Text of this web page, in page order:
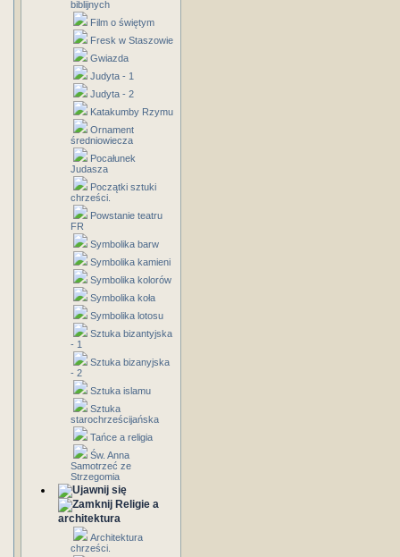
biblijnych
Film o świętym
Fresk w Staszowie
Gwiazda
Judyta - 1
Judyta - 2
Katakumby Rzymu
Ornament
średniowiecza
Pocałunek
Judasza
Początki sztuki
chrześci.
Powstanie teatru
FR
Symbolika barw
Symbolika kamieni
Symbolika kolorów
Symbolika koła
Symbolika lotosu
Sztuka bizantyjska
- 1
Sztuka bizanyjska
- 2
Sztuka islamu
Sztuka
starochrześcijańska
Tańce a religia
Św. Anna
Samotrzeć ze
Strzegomia
Religie a
architektura
Architektura
chrześci.